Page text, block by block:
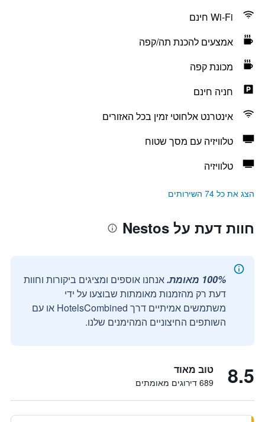
Wi-Fi חינם
אמצעים להכנת תה/קפה
מכונת קפה
חניה חינם
אינטרנט אלחוטי זמין בכל האזורים
טלוויזיה עם מסך שטוח
טלוויזיה
הצג את כל 74 השירותים
חוות דעת על Nestos
100% מאומת.
אנחנו אוספים ומציגים ביקורות וחוות
דעת רק מהזמנות מאומתות שבוצעו על ידי
משתמשים אמיתיים דרך HotelsCombined או עם
השותפים החיצוניים המהימנים שלנו.
8.5 טוב מאוד
689 דירוגים מאומתים